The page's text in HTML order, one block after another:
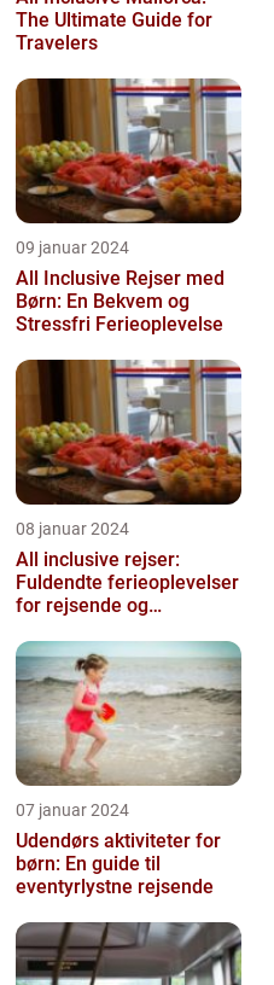
The Ultimate Guide for
Travelers
09 januar 2024
All Inclusive Rejser med
Børn: En Bekvem og
Stressfri Ferieoplevelse
08 januar 2024
All inclusive rejser:
Fuldendte ferieoplevelser
for rejsende og
07 januar 2024
Udendørs aktiviteter for
børn: En guide til
eventyrlystne rejsende